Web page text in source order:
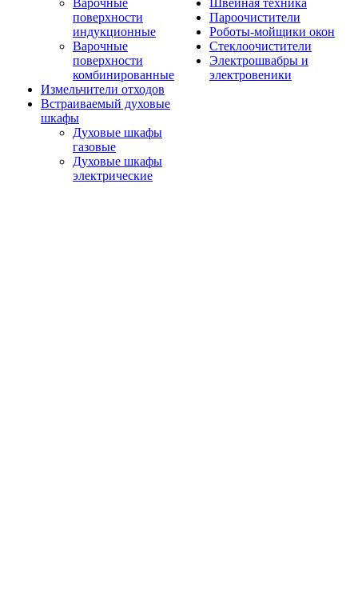
Варочные
поверхности
индукционные
Варочные
поверхности
комбинированные
Измельчители отходов
Встраиваемый духовые
шкафы
Духовые шкафы
газовые
Духовые шкафы
электрические
Швейная техника
Пароочистители
Роботы-мойщики окон
Стеклоочистители
Электрошвабры и
электровеники